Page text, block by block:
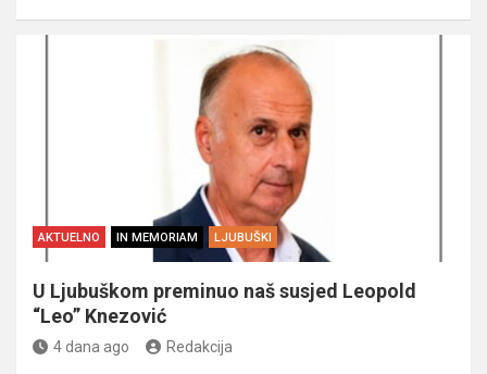
AKTUELNO IN MEMORIAM LJUBUŠKI
U Ljubuškom preminuo naš susjed Leopold
“Leo” Knezović
4 dana ago Redakcija